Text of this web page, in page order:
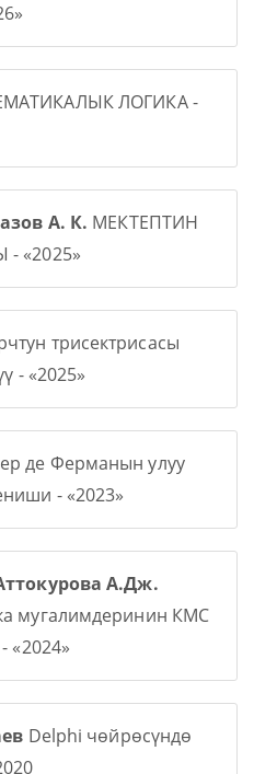
ЛОГИКА -
А. К. МЕКТЕПТИН
«2025»
трисектрисасы
- «2025»
де Ферманын улуу
- «2023»
А.Дж.
мугалимдеринин КМС
«2024»
Delphi чөйрөсүндө